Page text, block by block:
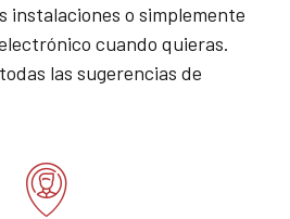
instalaciones o simplemente
cuando quieras.
las sugerencias de